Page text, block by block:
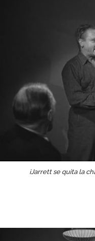
¡Jarrett se quita la